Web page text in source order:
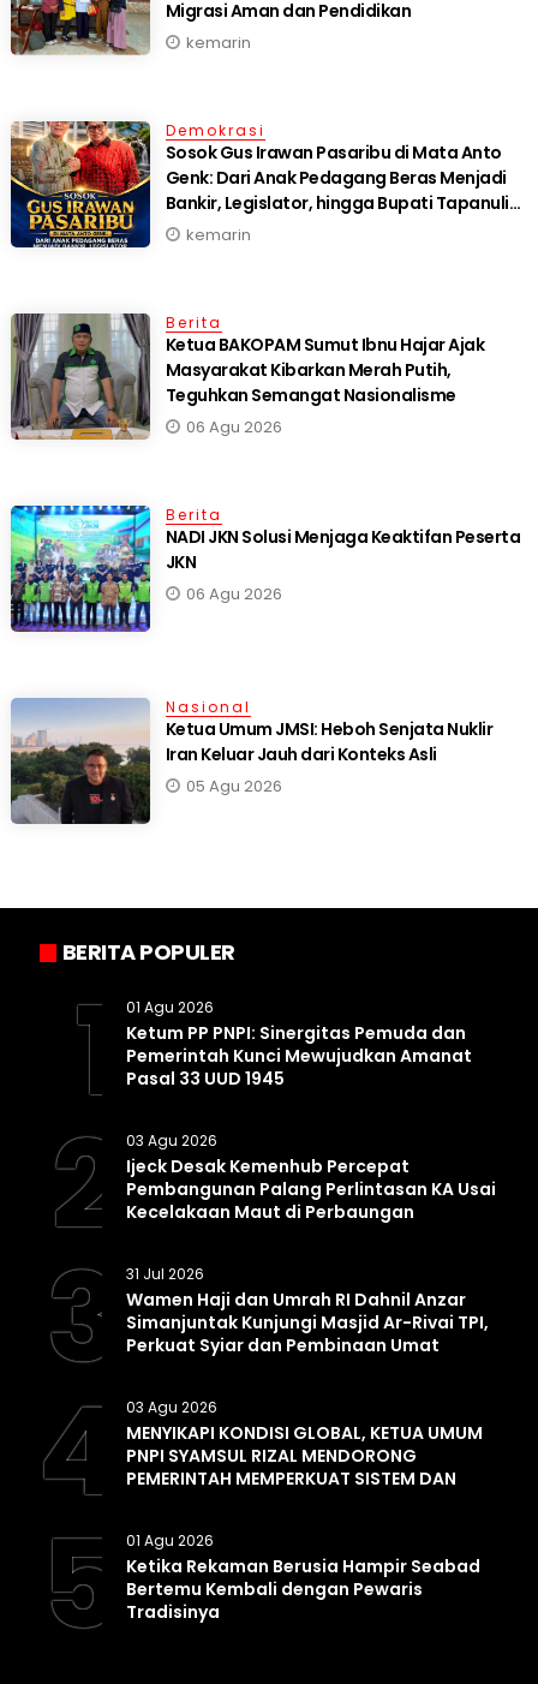
Migrasi Aman dan Pendidikan
kemarin
Demokrasi
Sosok Gus Irawan Pasaribu di Mata Anto
Genk: Dari Anak Pedagang Beras Menjadi
Bankir, Legislator, hingga Bupati Tapanuli
Selatan
kemarin
Berita
Ketua BAKOPAM Sumut Ibnu Hajar Ajak
Masyarakat Kibarkan Merah Putih,
Teguhkan Semangat Nasionalisme
06 Agu 2026
Berita
NADI JKN Solusi Menjaga Keaktifan Peserta
JKN
06 Agu 2026
Nasional
Ketua Umum JMSI: Heboh Senjata Nuklir
Iran Keluar Jauh dari Konteks Asli
05 Agu 2026
BERITA POPULER
1 01 Agu 2026
Ketum PP PNPI: Sinergitas Pemuda dan
Pemerintah Kunci Mewujudkan Amanat
Pasal 33 UUD 1945
2 03 Agu 2026
Ijeck Desak Kemenhub Percepat
Pembangunan Palang Perlintasan KA Usai
Kecelakaan Maut di Perbaungan
3 31 Jul 2026
Wamen Haji dan Umrah RI Dahnil Anzar
Simanjuntak Kunjungi Masjid Ar-Rivai TPI,
Perkuat Syiar dan Pembinaan Umat
4 03 Agu 2026
MENYIKAPI KONDISI GLOBAL, KETUA UMUM
PNPI SYAMSUL RIZAL MENDORONG
PEMERINTAH MEMPERKUAT SISTEM DAN
5 01 Agu 2026
Ketika Rekaman Berusia Hampir Seabad
Bertemu Kembali dengan Pewaris
Tradisinya